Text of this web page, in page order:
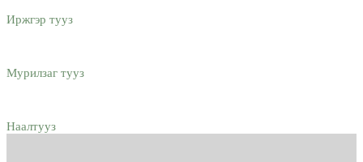
Иржгэр тууз
Мурилзаг тууз
Наалтууз